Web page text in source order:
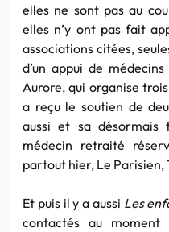
elles ne sont pas au
elles n’y ont pas fait
associations citées,
d’un appui de
Aurore, qui organise
a reçu le soutien de
aussi et sa désormais
médecin retraité
partout hier, Le Parisien,
Et puis il y a aussi Les
contactés au moment